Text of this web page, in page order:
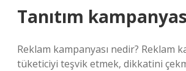
Tanıtım
Reklam kampanyası nedir? Reklam
tüketiciyi teşvik etmek, dikkatini